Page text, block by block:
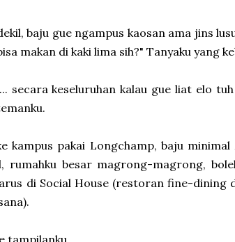
baju gue ngampus kaosan ama jins
makan di kaki lima sih?" Tanyaku yang
secara keseluruhan kalau gue liat elo
kampus pakai Longchamp, baju
rumahku besar magrong-magrong,
di Social House (restoran fine-dining
tampilanku...